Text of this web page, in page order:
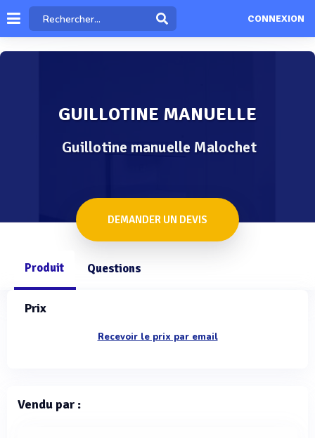
CONNEXION
GUILLOTINE MANUELLE
Guillotine manuelle Malochet
DEMANDER UN DEVIS
Produit Questions
Prix
Recevoir le prix par email
Vendu par :